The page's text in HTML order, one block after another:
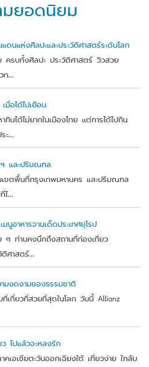
มยอดนิยม
นแห่งศิลปะและประวัติศาสตร์ระดับโลก
รบทั้งศิลปะ ประวัติศาสตร์ วิวสวย
...
อได้ไปเยือน
นได้ไม่ยากในเมืองไทย แต่การได้ไปกิน
...
ฯ และปริมณฑล
ขตพื้นที่กรุงเทพมหานคร และปริมณฑล
...
อาหารจานเด็ดประเทศยุโรป
ๆ ท่านคงนึกถึงสถานที่ท่องเที่ยว
ศาสตร์...
มงดงามของธรรมชาติ
เที่ยวที่สวยที่สุดในโลก วันนี้ Allianz
ไปแล้วจะหลงรัก
คเอเชียตะวันออกเฉียงใต้ เที่ยวง่าย ใกล้บ